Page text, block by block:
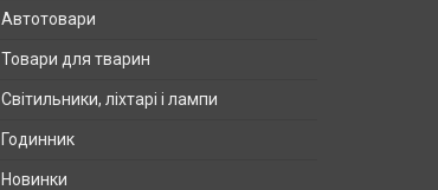
Автотовари
Товари для тварин
Світильники, ліхтарі і лампи
Годинник
Новинки